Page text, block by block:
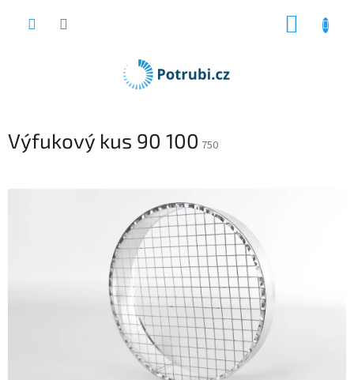
Výfukový kus 90 100 750